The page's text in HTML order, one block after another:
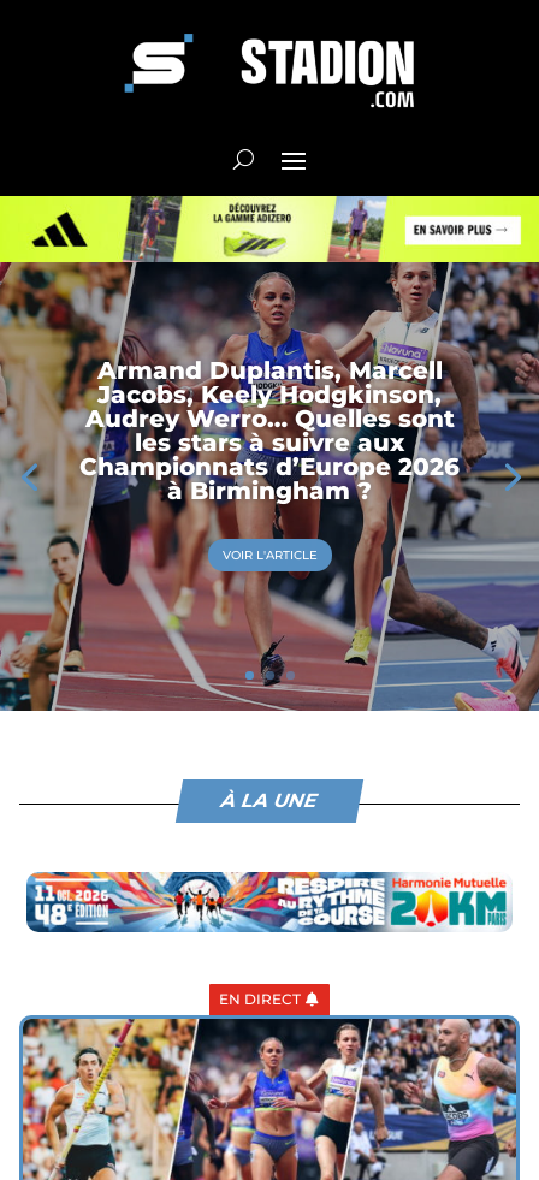
Armand Duplantis, Marcell
Jacobs, Keely Hodgkinson,
Audrey Werro… Quelles sont
les stars à suivre aux
Championnats d’Europe 2026
à Birmingham ?
VOIR L'ARTICLE
À LA UNE
EN DIRECT